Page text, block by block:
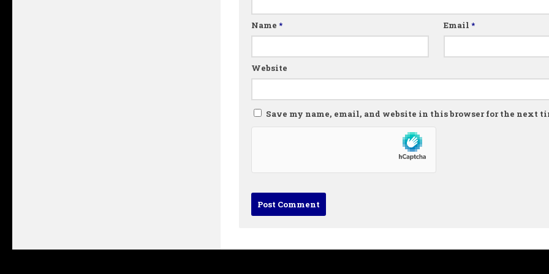
Name * Email*
Website
Save my name, email, and website in this browser for the next